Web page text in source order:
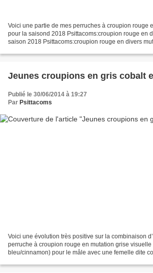
Voici une partie de mes perruches à croupion rouge
pour la saisond 2018 Psittacoms:croupion rouge en
saison 2018 Psittacoms:croupion rouge en divers
Jeunes croupions en gris cobalt
Publié le 30/06/2014 à 19:27
Par Psittacoms
Voici une évolution très positive sur la combinaison
perruche à croupion rouge en mutation grise visuelle
bleu/cinnamon) pour le mâle avec une femelle dite